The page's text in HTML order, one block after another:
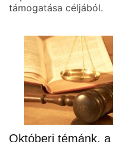
támogatása céljából.
Októberi témánk, a